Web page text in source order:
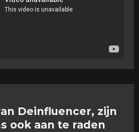
Deinfluencer, zijn
ook aan te raden